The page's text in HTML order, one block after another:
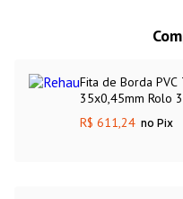
Fita de Borda
35x0,45mm Rolo
R$ 611,24 no Pix